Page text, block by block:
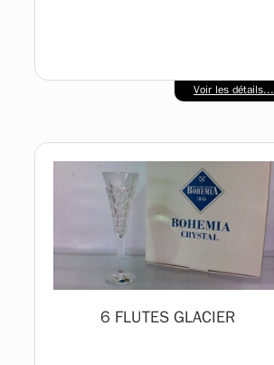
Voir les détails...
6 FLUTES GLACIER